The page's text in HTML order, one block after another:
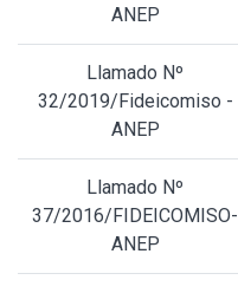
ANEP
Llamado Nº
32/2019/Fideicomiso -
ANEP
Llamado Nº
37/2016/FIDEICOMISO-
ANEP